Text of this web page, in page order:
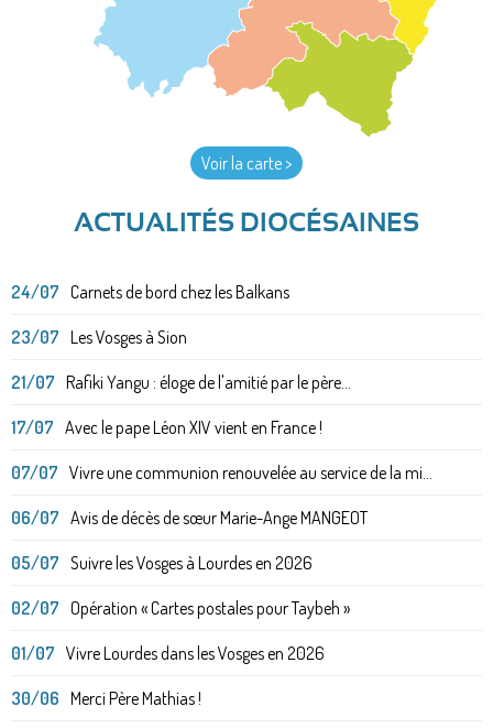
Voir la carte >
ACTUALITÉS DIOCÉSAINES
24/07 Carnets de bord chez les Balkans
23/07 Les Vosges à Sion
21/07 Rafiki Yangu : éloge de l'amitié par le père...
17/07 Avec le pape Léon XIV vient en France !
07/07 Vivre une communion renouvelée au service de la mi...
06/07 Avis de décès de sœur Marie-Ange MANGEOT
05/07 Suivre les Vosges à Lourdes en 2026
02/07 Opération « Cartes postales pour Taybeh »
01/07 Vivre Lourdes dans les Vosges en 2026
30/06 Merci Père Mathias !